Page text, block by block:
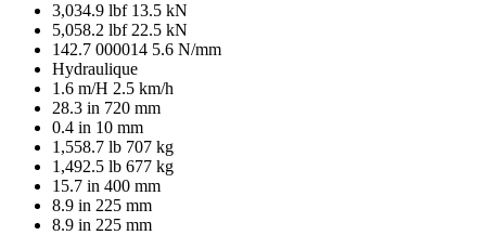
3,034.9 lbf 13.5 kN
5,058.2 lbf 22.5 kN
142.7 000014 5.6 N/mm
Hydraulique
1.6 m/H 2.5 km/h
28.3 in 720 mm
0.4 in 10 mm
1,558.7 lb 707 kg
1,492.5 lb 677 kg
15.7 in 400 mm
8.9 in 225 mm
8.9 in 225 mm